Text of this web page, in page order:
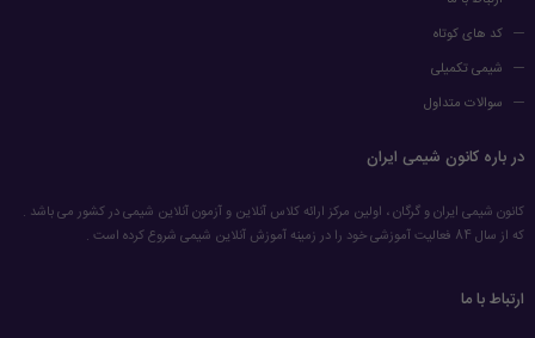
کد های کوتاه
شیمی تکمیلی
سوالات متداول
در باره کانون شیمی ایران
کانون شیمی ایران و گرگان ، اولین مرکز ارائه کلاس آنلاین و آزمون آنلاین شیمی در کشور می باشد .
که از سال 84 فعالیت آموزشی خود را در زمینه آموزش آنلاین شیمی شروع کرده است .
ارتباط با ما